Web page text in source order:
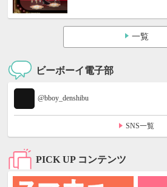
一覧
ビーボーイ電子部
@bboy_denshibu
SNS一覧
PICK UP コンテンツ